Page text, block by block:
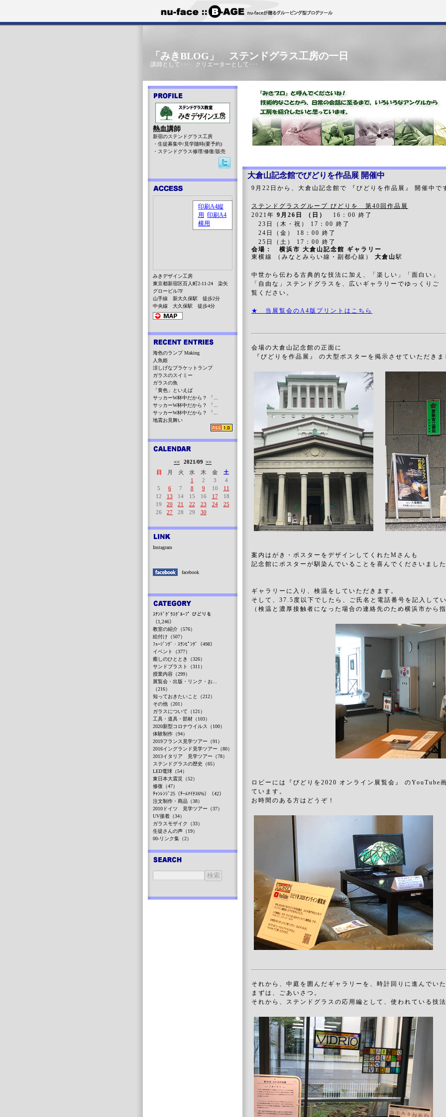
「みきBLOG」 ステンドグラス工房の一日
講師として･･･ クリエーターとして･･･
大倉山記念館でびどりを作品展 開催中
9月22日から、大倉山記念館で 『びどりを作品展』 開催中で
ステンドグラスグループ びどりを 第40回作品展
2021年 9月26日 （日） 16：00 終了
23日（木・祝） 17：00 終了
24日（金） 18：00 終了
25日（土） 17：00 終了
会場： 横浜市 大倉山記念館 ギャラリー
東横線 （みなとみらい線・副都心線） 大倉山駅
中世から伝わる古典的な技法に加え、「楽しい」「面白い」
「自由な」ステンドグラスを、広いギャラリーでゆっくりご
覧ください。
★ 当展覧会のA4版プリントはこちら
会場の大倉山記念館の正面に
『びどりを作品展』 の大型ポスターを掲示させていただきま
案内はがき・ポスターをデザインしてくれたMさんも
記念館にポスターが馴染んでいることを喜んでくださいまし
ギャラリーに入り、検温をしていただきます。
そして、37.5度以下でしたら、ご氏名と電話番号を記入して
（検温と濃厚接触者になった場合の連絡先のため横浜市から
ロビーには『びどりを2020 オンライン展覧会』 のYouTube
ています。
お時間のある方はどうぞ！
それから、中庭を囲んだギャラリーを、時計回りに進んでい
まずは、ごあいさつ。
それから、ステンドグラスの応用編として、使われている技
熱血講師
新宿のステンドグラス工房
・生徒募集中/見学随時(要予約)
・ステンドグラス修理/修復/販売
みきデザイン工房
東京都新宿区百人町2-11-24 染矢
グロービル7F
山手線 新大久保駅 徒歩2分
中央線 大久保駅 徒歩4分
海色のランプ Making
人魚姫
涼しげなブラケットランプ
ガラスのスイミー
ガラスの魚
「黄色」といえば
サッカーW杯中だから？ 「...
サッカーW杯中だから？ 「...
サッカーW杯中だから？ 「...
地震お見舞い
<< 2021/09 >>
日
月 火 水 木 金
土
1
2 3
4
5
6 7 8 9 10
11
12
13 14 15 16 17
18
19
20 21 22 23 24
25
26
27 28 29 30
Instagram
facebook
ｽﾃﾝﾄﾞｸﾞﾗｽｸﾞﾙｰﾌﾟ びどりを
（1,246）
教室の紹介（576）
絵付け（507）
ﾌｭｰｼﾞﾝｸﾞ・ｽﾗﾝﾋﾟﾝｸﾞ（498）
イベント（377）
癒しのひととき（326）
サンドブラスト（311）
授業内容（299）
展覧会・出版・リンク・お...
（216）
知っておきたいこと（212）
その他（201）
ガラスについて（121）
工具・道具・部材（103）
2020新型コロナウイルス（100）
体験制作（94）
2019フランス見学ツアー（91）
2016イングランド見学ツアー（80）
2013イタリア 見学ツアー（78）
ステンドグラスの歴史（65）
LED電球（54）
東日本大震災（52）
修復（47）
ﾁｬﾝﾚﾝｼﾞ25（ﾁｰﾑﾏｲﾅｽ6%）（42）
注文制作・商品（38）
2010ドイツ 見学ツアー（37）
UV接着（34）
ガラスモザイク（33）
生徒さんの声（19）
00-リンク集（2）